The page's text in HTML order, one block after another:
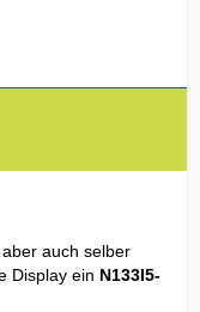
auch selber
Display ein N133I5-